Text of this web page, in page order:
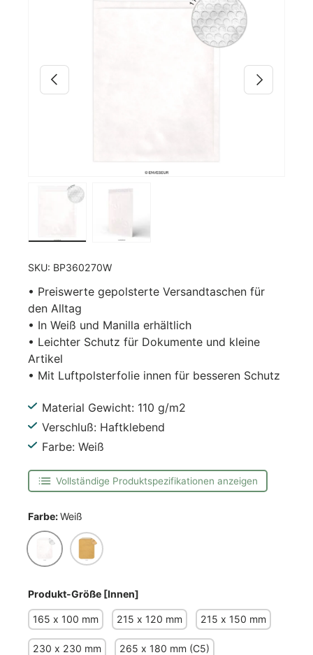
Zu Produktinformationen springen
Vorherige Nächste
SKU: BP360270W
• Preiswerte gepolsterte Versandtaschen für
den Alltag
• In Weiß und Manilla erhältlich
• Leichter Schutz für Dokumente und kleine
Artikel
• Mit Luftpolsterfolie innen für besseren Schutz
Material Gewicht: 110 g/m2
Verschluß: Haftklebend
Farbe: Weiß
Vollständige Produktspezifikationen anzeigen
Farbe:Weiß
Weiß Manila
Produkt-Größe [Innen]
165 x 100 mm 215 x 120 mm 215 x 150 mm
230 x 230 mm 265 x 180 mm (C5)